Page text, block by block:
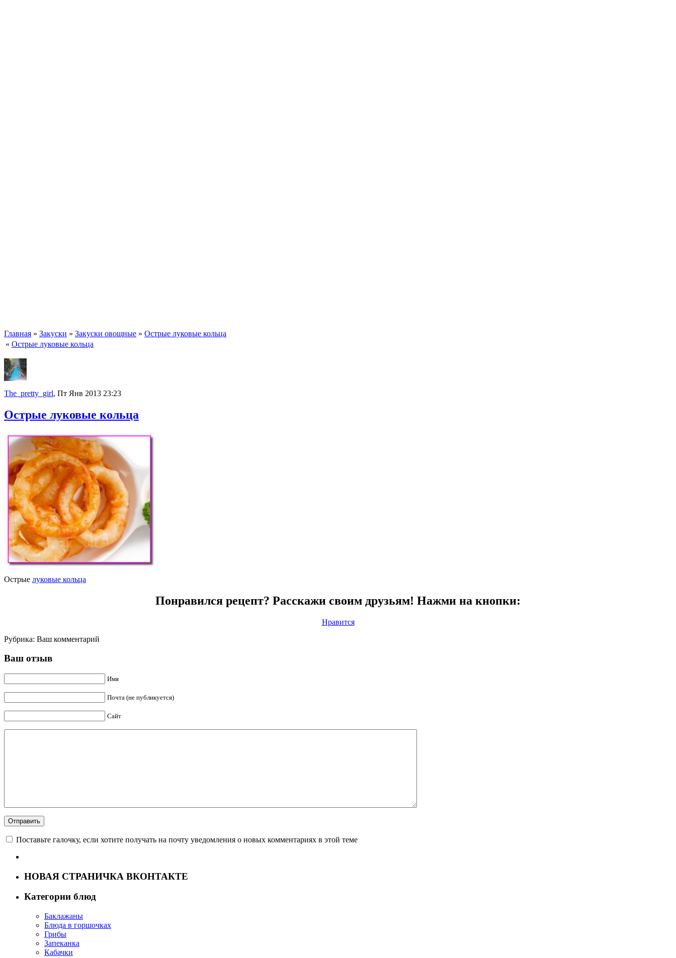
Главная » Закуски » Закуски овощные » Острые луковые кольца
« Острые луковые кольца
The_pretty_girl, Пт Янв 2013 23:23
Острые луковые кольца
Острые луковые кольца
Понравился рецепт? Расскажи своим друзьям! Нажми на кнопки:
Нравится
Рубрика: Ваш комментарий
Ваш отзыв
Имя
Почта (не публикуется)
Сайт
Поставьте галочку, если хотите получать на почту уведомления о новых комментариях в этой теме
НОВАЯ СТРАНИЧКА ВКОНТАКТЕ
Категории блюд
Баклажаны
Блюда в горшочках
Грибы
Запеканка
Кабачки